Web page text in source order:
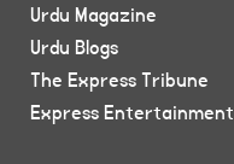
Urdu Magazine
Urdu Blogs
The Express Tribune
Express Entertainment